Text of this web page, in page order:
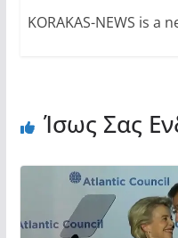
KORAKAS-NEWS is a
Ίσως Σας